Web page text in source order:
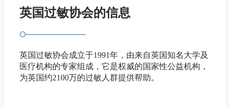
英国过敏协会的信息
英国过敏协会成立于1991年，由来自英国知名大学及
医疗机构的专家组成，它是权威的国家性公益机构，
为英国约2100万的过敏人群提供帮助。